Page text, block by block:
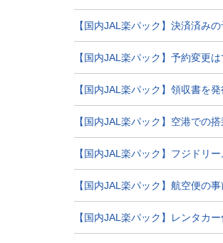
【国内JAL楽パック】決済済み
【国内JAL楽パック】予約変更
【国内JAL楽パック】領収書を
【国内JAL楽パック】空港での
【国内JAL楽パック】フジドリ
【国内JAL楽パック】航空便の
【国内JAL楽パック】レンタカ